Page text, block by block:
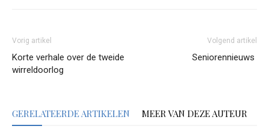
Vorig artikel
Korte verhale over de tweide
wirreldoorlog
Volgend artikel
Seniorennieuws
GERELATEERDE ARTIKELEN MEER VAN DEZE AUTEUR